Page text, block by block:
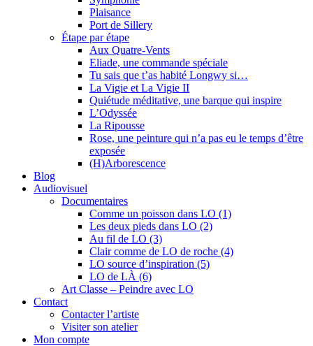
Plaisance
Port de Sillery
Étape par étape
Aux Quatre-Vents
Eliade, une commande spéciale
Tu sais que t’as habité Longwy si…
La Vigie et La Vigie II
Quiétude méditative, une barque qui inspire
L’Odyssée
La Ripousse
Rose, une peinture qui n’a pas eu le temps d’être
exposée
(H)Arborescence
Blog
Audiovisuel
Documentaires
Comme un poisson dans LO (1)
Les deux pieds dans LO (2)
Au fil de LO (3)
Clair comme de LO de roche (4)
LO source d’inspiration (5)
LO de LÀ (6)
Art Classe – Peindre avec LO
Contact
Contacter l’artiste
Visiter son atelier
Mon compte